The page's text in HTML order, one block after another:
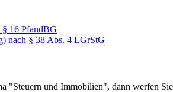
§ 16 PfandBG
nach § 38 Abs. 4 LGrStG
"Steuern und Immobilien", dann werfen